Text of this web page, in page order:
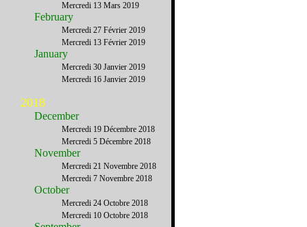
Mercredi 13 Mars 2019
February
Mercredi 27 Février 2019
Mercredi 13 Février 2019
January
Mercredi 30 Janvier 2019
Mercredi 16 Janvier 2019
2018
December
Mercredi 19 Décembre 2018
Mercredi 5 Décembre 2018
November
Mercredi 21 Novembre 2018
Mercredi 7 Novembre 2018
October
Mercredi 24 Octobre 2018
Mercredi 10 Octobre 2018